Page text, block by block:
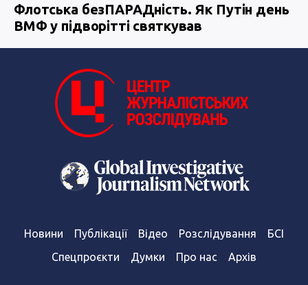
Флотська безПАРАДність. Як Путін день
ВМФ у підворітті святкував
Новини Публікації Відео Розслідування
БСІ
Спецпроєкти
Думки Про нас Архів